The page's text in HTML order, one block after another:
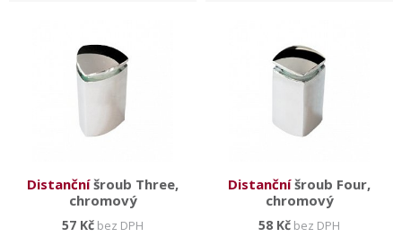
Distančníšroub Three,
chromový
57 Kč bez DPH
Distančníšroub Four,
chromový
58 Kč bez DPH